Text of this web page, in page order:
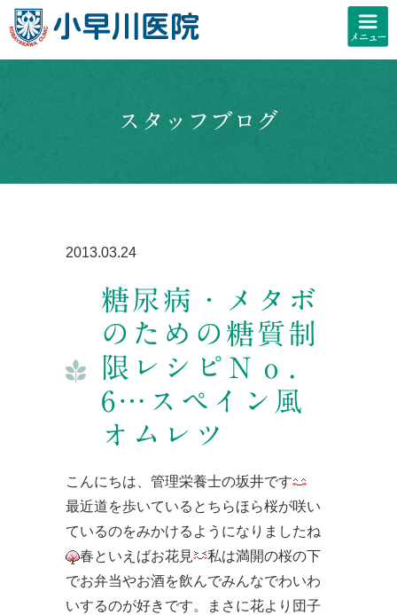
スタッフブログ
2013.03.24
糖尿病・メタボ
のための糖質制
限レシピＮｏ．
6…スペイン風
オムレツ
こんにちは、管理栄養士の坂井です
最近道を歩いているとちらほら桜が咲い
ているのをみかけるようになりましたね
春といえばお花見
私は満開の桜の下
でお弁当やお酒を飲んでみんなでわいわ
いするのが好きです。まさに花より団子